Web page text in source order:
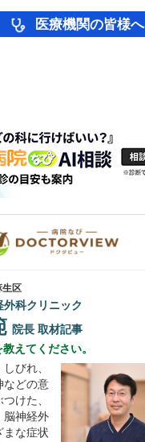
医療機関の皆様へ
生区
外科クリニック
院長 取材記事
えてください。
びれ、
などの意
けた、
脳神経外
まな症状